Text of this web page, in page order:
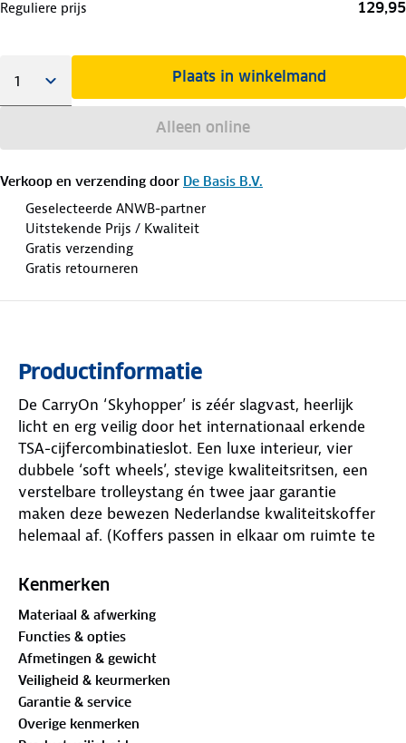
Reguliere prijs 129,95
Plaats in winkelmand
Alleen online
Verkoop en verzending door De Basis B.V.
Geselecteerde ANWB-partner
Uitstekende Prijs / Kwaliteit
Gratis verzending
Gratis retourneren
Productinformatie
De CarryOn ‘Skyhopper’ is zéér slagvast, heerlijk
licht en erg veilig door het internationaal erkende
TSA-cijfercombinatieslot. Een luxe interieur, vier
dubbele ‘soft wheels’, stevige kwaliteitsritsen, een
verstelbare trolleystang én twee jaar garantie
maken deze bewezen Nederlandse kwaliteitskoffer
helemaal af. (Koffers passen in elkaar om ruimte te
behoort met zijn gewicht tot de absolute
een pink op.
COMFORTABEL – Vier dubbele ‘silent wheels’ en
verstelbare trolleystang
De vier dubbele 360-graden ‘silent wheels’ maken
verplaatsing een genot. Heerlijk soepel en stil neem
Kenmerken
Materiaal & afwerking
Functies & opties
Afmetingen & gewicht
Veiligheid & keurmerken
Garantie & service
Overige kenmerken